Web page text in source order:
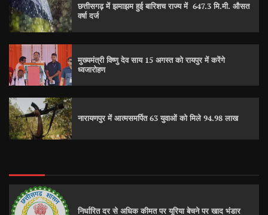
छत्तीसगढ़ में झमाझम हुई बारिशच राज्य में 647.3 मि.मी. औसत
वर्षा दर्ज
मुख्यमंत्री विष्णु देव साय 15 अगस्त को रायपुर में करेंगे
ध्वजारोहण
नारायणपुर में आत्मसमर्पित 63 युवाओं को मिले 94.98 लाख
निर्धारित दर से अधिक कीमत पर यूरिया बेचने पर खाद भंडार